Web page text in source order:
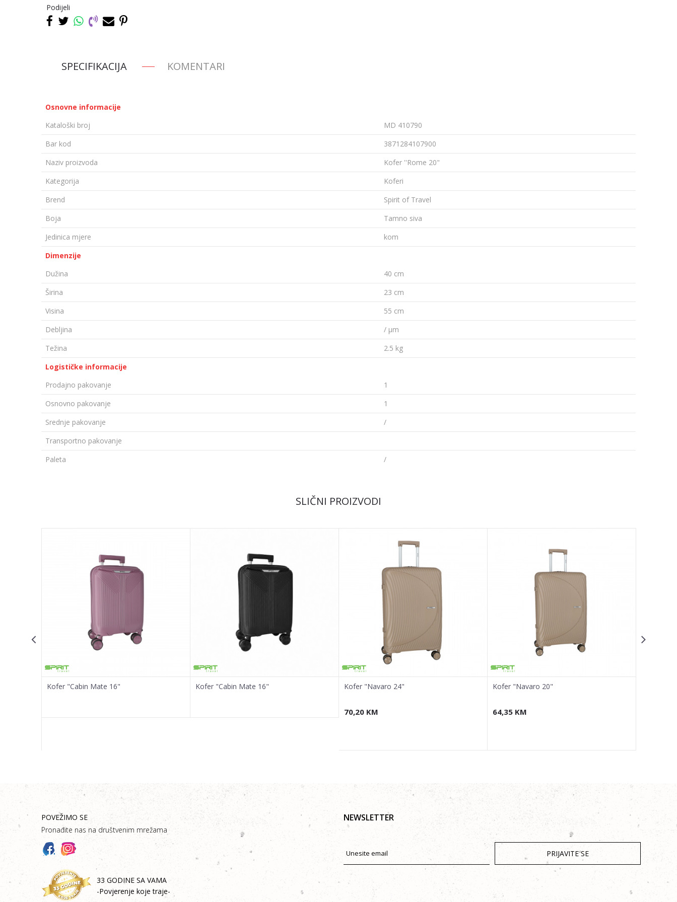
Podijeli
SPECIFIKACIJA KOMENTARI
Osnovne informacije
Kataloški broj
MD 410790
Bar kod
3871284107900
Naziv proizvoda
Kofer ''Rome 20"
Kategorija
Koferi
Brend
Spirit of Travel
Boja
Tamno siva
Jedinica mjere
kom
Dimenzije
Dužina
40 cm
Širina
23 cm
Visina
55 cm
Debljina
/ µm
Težina
2.5 kg
Logističke informacije
Prodajno pakovanje
1
Osnovno pakovanje
1
Srednje pakovanje
/
Transportno pakovanje
Paleta
/
POŠALJI
SLIČNI PROIZVODI
Kofer "Cabin Mate 16" Kofer "Cabin Mate 16" Kofer "Navaro 24"
70,20 KM
Kofer "Navaro 20"
64,35 KM
POVEŽIMO SE
Pronađite nas na društvenim mrežama
33 GODINE SA VAMA
-Povjerenje koje traje-
NEWSLETTER
PRIJAVITE SE